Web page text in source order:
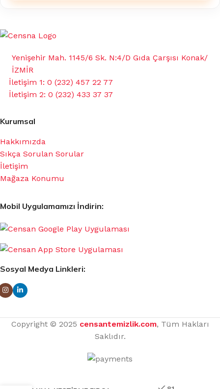
Yenişehir Mah. 1145/6 Sk. N:4/D Gıda Çarşısı Konak/
İZMİR
İletişim 1: 0 (232) 457 22 77
İletişim 2: 0 (232) 433 37 37
Kurumsal
Hakkımızda
Sıkça Sorulan Sorular
İletişim
Mağaza Konumu
Mobil Uygulamamızı İndirin:
Sosyal Medya Linkleri:
Copyright © 2025 censantemizlik.com, Tüm Hakları
Saklıdır.